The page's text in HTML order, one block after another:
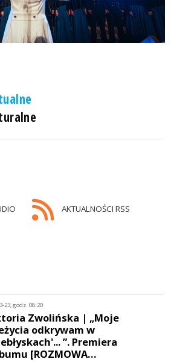
AKTUALNOŚCI RSS
23, godz. 08:20
Zwolińska | „Moje
odkrywam w
”. Premiera
[ROZMOWA…